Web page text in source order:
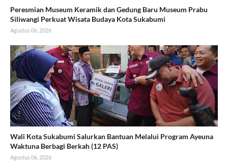
Peresmian Museum Keramik dan Gedung Baru Museum Prabu
Siliwangi Perkuat Wisata Budaya Kota Sukabumi
Agustus 06, 2026
Wali Kota Sukabumi Salurkan Bantuan Melalui Program Ayeuna
Waktuna Berbagi Berkah (12 PAS)
Agustus 06, 2026